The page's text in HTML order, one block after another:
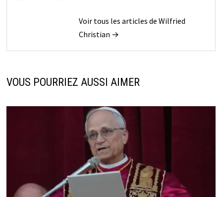
Voir tous les articles de Wilfried
Christian →
VOUS POURRIEZ AUSSI AIMER